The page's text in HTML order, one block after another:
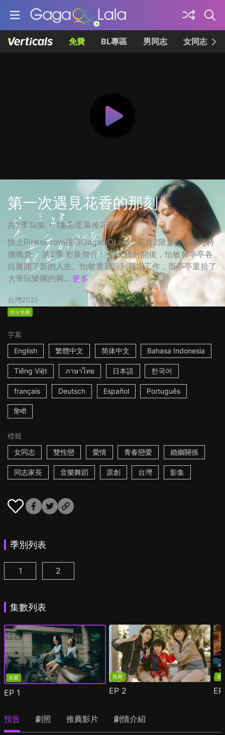
免費 BL專區 男同志 女同志
第一次遇見花香的那刻
共2季18集 + 1集彩蛋幕後花絮
快上Pinkoi.com搜尋GagaOOLala，花香2限量商品限時特
價獨賣。 第2季 影集簡介： 從天橋分開後，怡敏和亭亭各
自展開了新的人生。怡敏重新回到職場工作，而亭亭重拾了
大學玩樂團的興... 更多
台灣2021
部分免費
字幕
English
繁體中文 简体中文 Bahasa Indonesia
Tiếng Việt ภาษาไทย 日本語 한국어
français Deutsch Español Português
हिन्दी
標籤
女同志
雙性戀 愛情 青春戀愛 婚姻關係
同志家長 音樂舞蹈 原創 台灣 影集
季別列表
第一次遇見花香的那刻 第1季 第1集
1 第一次遇見花香的那刻 第2季 第1集
2
集數列表
免費
EP 1
免費
EP 2
免
預告 劇照 推薦影片 劇情介紹